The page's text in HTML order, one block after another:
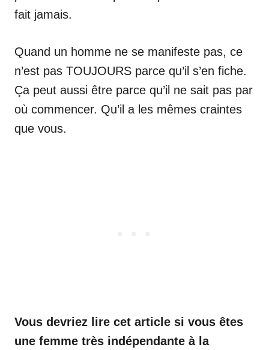
fait jamais.
Quand un homme ne se manifeste pas, ce
n’est pas TOUJOURS parce qu’il s’en fiche.
Ça peut aussi être parce qu’il ne sait pas par
où commencer. Qu’il a les mêmes craintes
que vous.
Vous devriez lire cet article si vous êtes
une femme très indépendante à la